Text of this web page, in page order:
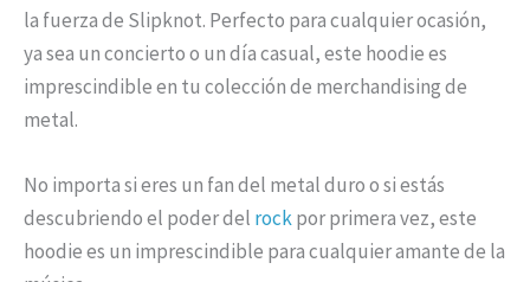
la fuerza de Slipknot. Perfecto para cualquier ocasión,
ya sea un concierto o un día casual, este hoodie es
imprescindible en tu colección de merchandising de
metal.
No importa si eres un fan del metal duro o si estás
descubriendo el poder del rockpor primera vez, este
hoodie es un imprescindible para cualquier amante de la